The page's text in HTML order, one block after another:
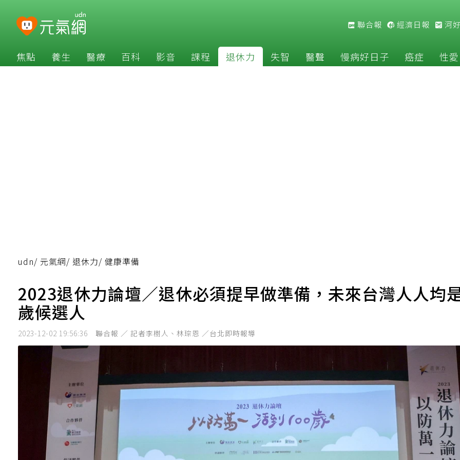
聯合報 經濟日報 河
焦點 養生 醫療 百科 影音 課程 退休力 失智 醫聲 慢病好日子 癌症 性愛
udn/ 元氣網/ 退休力/ 健康準備
2023退休力論壇／退休必須提早做準備，未來台灣人人均
歲候選人
2023-12-02 19:56:36 聯合報 ／ 記者李樹人、林琮恩 ／台北即時報導